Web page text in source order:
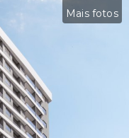
Mais fotos